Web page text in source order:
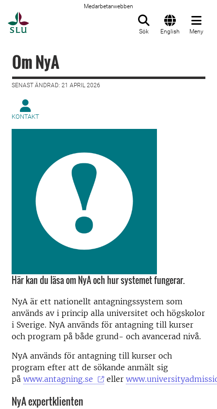
Medarbetarwebben
Sök English Meny
Om NyA
SENAST ÄNDRAD: 21 APRIL 2026
KONTAKT
Här kan du läsa om NyA och hur systemet fungerar.
NyA är ett nationellt antagningssystem som
används av i princip alla universitet och högskolor
i Sverige. NyA används för antagning till kurser
och program på både grund- och avancerad nivå.
NyA används för antagning till kurser och
program efter att de sökande anmält sig
på www.antagning.se eller
NyA expertklienten